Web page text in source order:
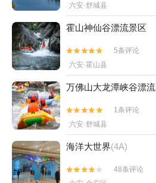
六安·舒城县
霍山神仙谷漂流景区


5条评论
六安·霍山县
万佛山大龙潭峡谷漂流


1条评论
六安·舒城县
海洋大世界(4A)


48条评论